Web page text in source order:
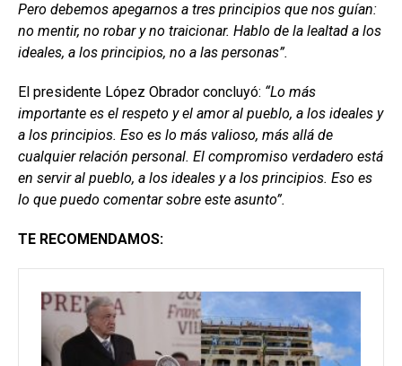
Pero debemos apegarnos a tres principios que nos guían:
no mentir, no robar y no traicionar. Hablo de la lealtad a los
ideales, a los principios, no a las personas”.
El presidente López Obrador concluyó: “Lo más
importante es el respeto y el amor al pueblo, a los ideales y
a los principios. Eso es lo más valioso, más allá de
cualquier relación personal. El compromiso verdadero está
en servir al pueblo, a los ideales y a los principios. Eso es
lo que puedo comentar sobre este asunto”.
TE RECOMENDAMOS: